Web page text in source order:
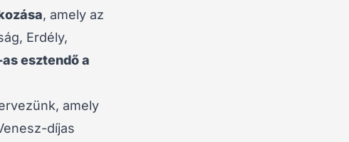
, amely az
Erdély,
esztendő a
amely
díjas